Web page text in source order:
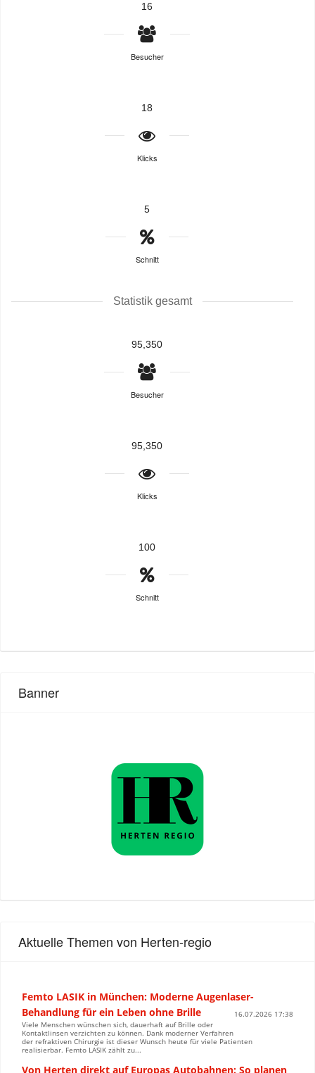
16
Besucher
18
Klicks
5
Schnitt
Statistik gesamt
95,350
Besucher
95,350
Klicks
100
Schnitt
Banner
Aktuelle Themen von Herten-regio
Femto LASIK in München: Moderne Augenlaser-
Behandlung für ein Leben ohne Brille
16.07.2026 17:38
Viele Menschen wünschen sich, dauerhaft auf Brille oder
Kontaktlinsen verzichten zu können. Dank moderner Verfahren
der refraktiven Chirurgie ist dieser Wunsch heute für viele Patienten
realisierbar. Femto LASIK zählt zu...
Von Herten direkt auf Europas Autobahnen: So planen